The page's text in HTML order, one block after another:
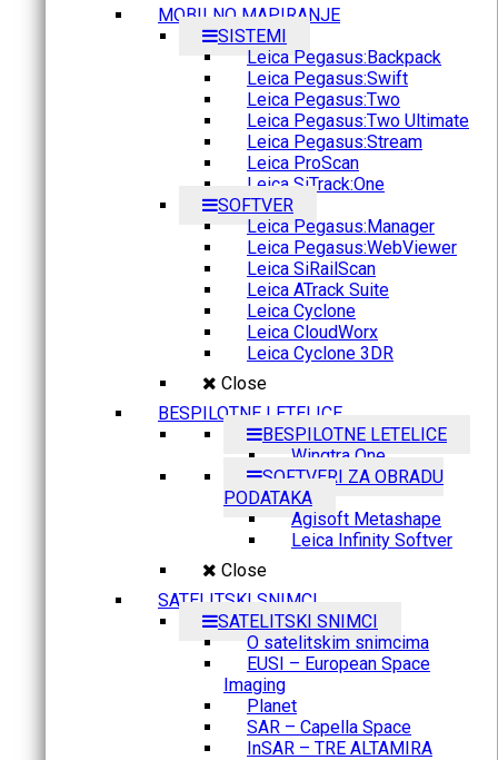
MOBILNO MAPIRANJE
SISTEMI
Leica Pegasus:Backpack
Leica Pegasus:Swift
Leica Pegasus:Two
Leica Pegasus:Two Ultimate
Leica Pegasus:Stream
Leica ProScan
Leica SiTrack:One
SOFTVER
Leica Pegasus:Manager
Leica Pegasus:WebViewer
Leica SiRailScan
Leica ATrack Suite
Leica Cyclone
Leica CloudWorx
Leica Cyclone 3DR
Close
BESPILOTNE LETELICE
BESPILOTNE LETELICE
Wingtra One
SOFTVERI ZA OBRADU
PODATAKA
Agisoft Metashape
Leica Infinity Softver
Close
SATELITSKI SNIMCI
SATELITSKI SNIMCI
O satelitskim snimcima
EUSI – European Space
Imaging
Planet
SAR – Capella Space
InSAR – TRE ALTAMIRA